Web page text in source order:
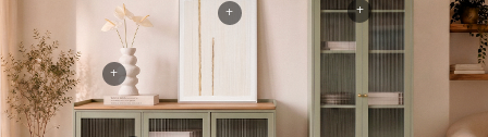
+
+
+